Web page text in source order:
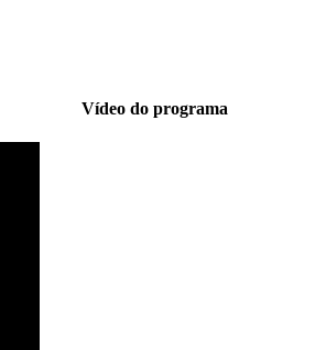
Vídeo do programa